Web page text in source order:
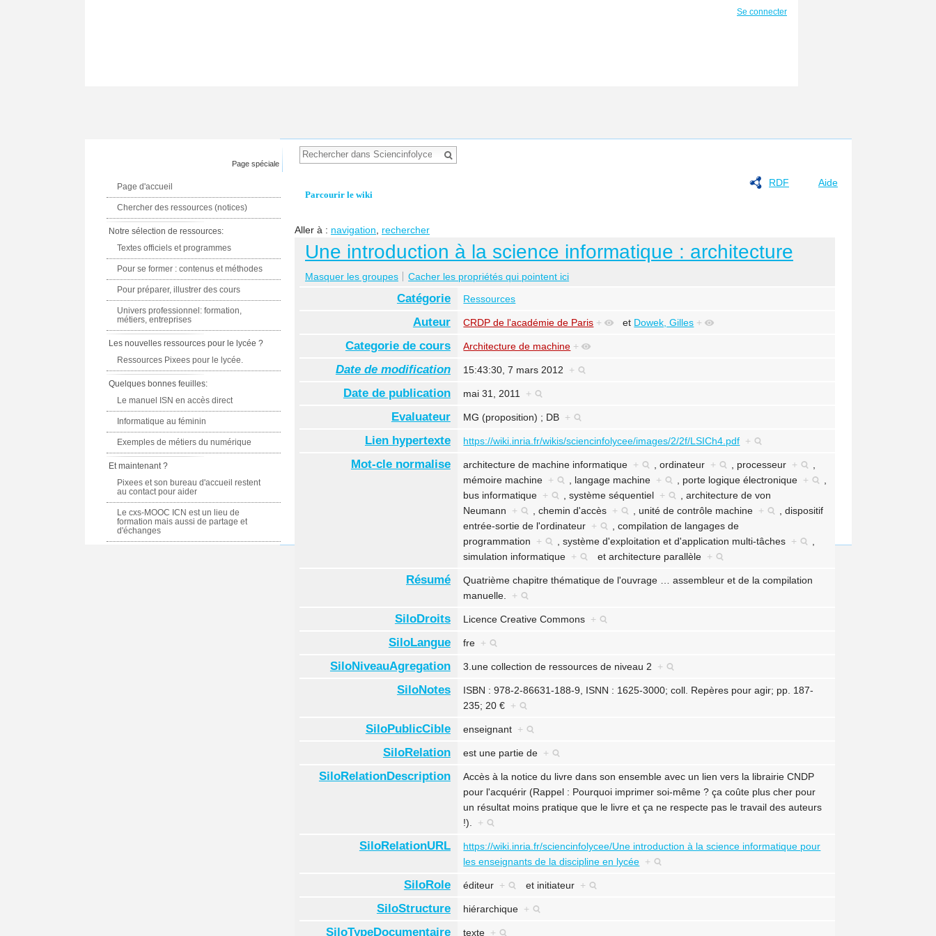
RDF Aide
Parcourir le wiki
Aller à : navigation rechercher
Une introduction à la science informatique : architecture
Masquer les groupes Cacher les propriétés qui pointent ici
Catégorie Ressources
Auteur CRDP de l'académie de Paris + et Dowek, Gilles +
Categorie de cours Architecture de machine +
Date de modification 15:43:30, 7 mars 2012 +
Date de publication mai 31, 2011 +
Evaluateur MG (proposition) ; DB +
Lien hypertexte https://wiki.inria.fr/wikis/sciencinfolycee/images/2/2f/LSICh4.pdf +
Mot-cle normalise architecture de machine informatique + ,ordinateur + processeur +
mémoire machine + langage machine + porte logique électronique +
bus informatique + ,système séquentiel + ,architecture de von
Neumann + ,chemin d'accès + unité de contrôle machine + ,dispositif
entrée-sortie de l'ordinateur + ,compilation de langages de
programmation + ,système d'exploitation et d'application multi-tâches +
simulation informatique + etarchitecture parallèle +
Résumé Quatrième chapitre thématique de l'ouvrage …assembleur et de la compilation
manuelle. +
SiloDroits Licence Creative Commons +
SiloLangue fre +
SiloNiveauAgregation 3.une collection de ressources de niveau 2 +
SiloNotes
ISBN : 978-2-86631-188-9, ISNN : 1625-3000; coll. Repères pour agir; pp. 187-
235; 20 € +
SiloPublicCible enseignant +
SiloRelation est une partie de +
SiloRelationDescription
Accès à la notice du livre dans son ensemble avec un lien vers la librairie CNDP
pour l'acquérir (Rappel : Pourquoi imprimer soi-même ? ça coûte plus cher pour
un résultat moins pratique que le livre et ça ne respecte pas le travail des auteurs
!). +
SiloRelationURL
https://wiki.inria.fr/sciencinfolycee/Une introduction à la science informatique pour
les enseignants de la discipline en lycée +
SiloRole éditeur + et initiateur +
SiloStructure hiérarchique +
SiloTypeDocumentaire texte +
Se connecter
Page spéciale
Page d'accueil
Chercher des ressources (notices)
Notre sélection de ressources:
Textes officiels et programmes
Pour se former : contenus et méthodes
Pour préparer, illustrer des cours
Univers professionnel: formation,
métiers, entreprises
Les nouvelles ressources pour le lycée ?
Ressources Pixees pour le lycée.
Quelques bonnes feuilles:
Le manuel ISN en accès direct
Informatique au féminin
Exemples de métiers du numérique
Et maintenant ?
Pixees et son bureau d'accueil restent
au contact pour aider
Le cxs-MOOC ICN est un lieu de
formation mais aussi de partage et
d'échanges